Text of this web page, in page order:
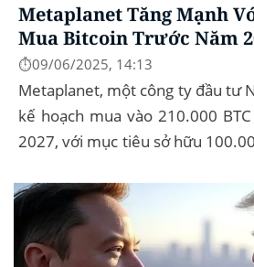
Metaplanet Tăng Mạnh
Mua Bitcoin Trước Năm
⏱️09/06/2025, 14:13
Metaplanet, một công ty đầu tư
kế hoạch mua vào 210.000
2027, với mục tiêu sở hữu